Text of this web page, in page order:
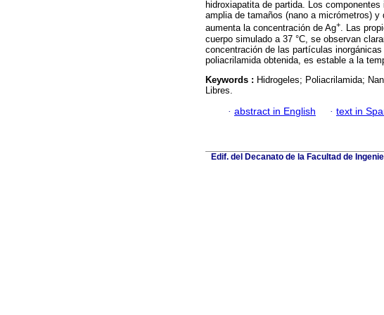
hidroxiapatita de partida. Los
amplia de tamaños (nano a micrómetros)
aumenta la concentración de Ag+. Las
cuerpo simulado a 37 °C, se observan
concentración de las partículas
poliacrilamida obtenida, es estable a la
Keywords : Hidrogeles; Poliacrilamida;
Libres.
· abstract in English · text in
Edif. del Decanato de la Facultad de